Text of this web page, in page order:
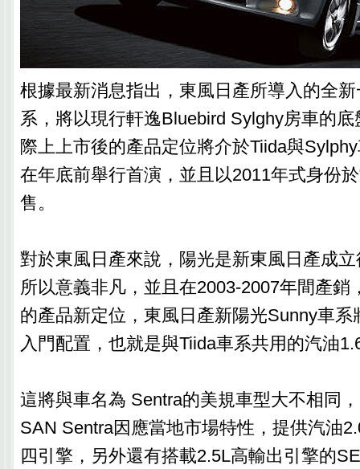
根據最新消息指出，東風日產所導入的全
系，將以現行軒逸Bluebird Sylghy房車的
際上上市後的產品定位將介於Tiida與
在年底前舉行首演，並且以2011年式身份
售。
對於東風日產來說，陽光是新東風日產成
所以意義非凡，並且在2003-2007年間產銷
的產品新定位，東風日產新陽光Sunny車系
入門配置，也就是與Tiida車系共用的汽油
這將與車名為 Sentra的美規車型大不相同
SAN Sentra因應當地市場特性，提供汽油
四引擎，另外還有搭載2.5L高輸出引擎的